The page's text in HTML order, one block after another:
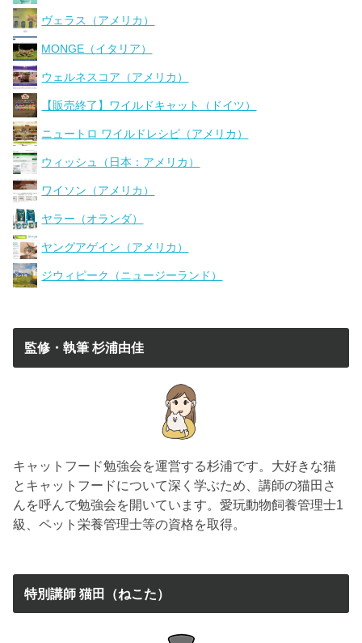
ヴェラス（アメリカ）
MONGE（イタリア）
ウェルネスコア（アメリカ）
【販売終了】ワイルドキャット（ドイツ）
ニュートロ ワイルドレシピ（アメリカ）
ウィッシュ（日本：アメリカ）
ワイソン（アメリカ）
ヤラー（オランダ）
ヤングアゲイン（アメリカ）
ジウィピーク（ニュージーランド）
監修・執筆 杉浦由佳
キャットフード勉強会を運営する杉浦です。大好きな猫
とキャットフードについて深く学ぶため、講師の猫田さ
んを呼んで勉強会を開いています。愛玩動物飼養管理士1
級、ペット栄養管理士等の資格を取得。
特別講師 猫田（ねこた）